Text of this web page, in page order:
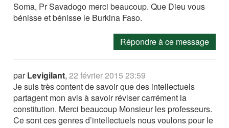
Soma, Pr Savadogo merci beaucoup. Que Dieu vous
bénisse et bénisse le Burkina Faso.
Répondre à ce message
parLevigilant,22 février 2015 23:59
Je suis très content de savoir que des intellectuels
partagent mon avis à savoir réviser carrément la
constitution. Merci beaucoup Monsieur les professeurs.
Ce sont ces genres d’intellectuels nous voulons pour le